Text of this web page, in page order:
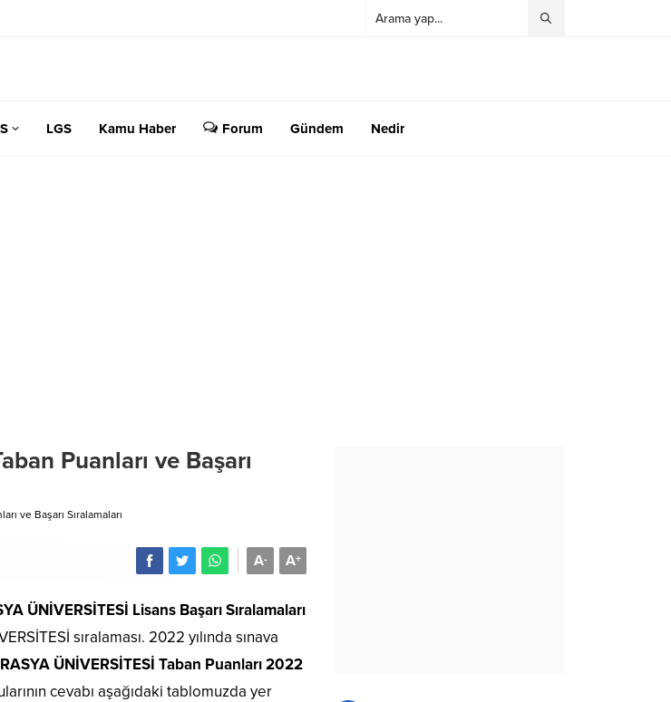
LGS Kamu Haber Forum Gündem Nedir
Puanları ve Başarı
ve Başarı Sıralamaları
A+
A-
ÜNİVERSİTESİ Lisans Başarı Sıralamaları
sıralaması. 2022 yılında sınava
ÜNİVERSİTESİ Taban Puanları 2022
cevabı aşağıdaki tablomuzda yer